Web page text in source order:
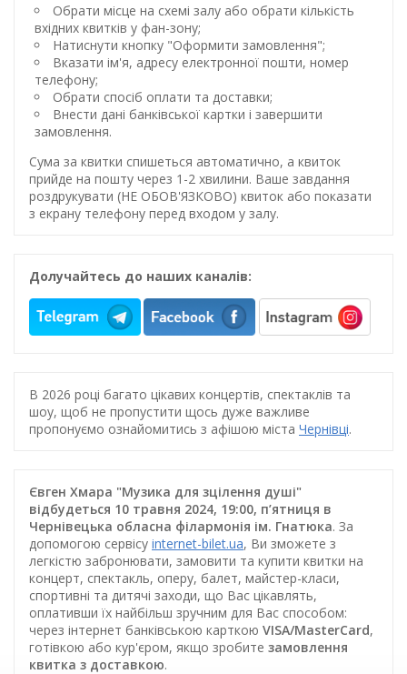
Обрати місце на схемі залу або обрати кількість
вхідних квитків у фан-зону;
Натиснути кнопку "Оформити замовлення";
Вказати ім'я, адресу електронної пошти, номер
телефону;
Обрати спосіб оплати та доставки;
Внести дані банківської картки і завершити
замовлення.
Сума за квитки спишеться автоматично, а квиток
прийде на пошту через 1-2 хвилини. Ваше завдання
роздрукувати (НЕ ОБОВ'ЯЗКОВО) квиток або показати
з екрану телефону перед входом у залу.
Долучайтесь до наших каналів:
В 2026 році багато цікавих концертів, спектаклів та
шоу, щоб не пропустити щось дуже важливе
пропонуємо ознайомитись з афішою міста Чернівці.
Євген Хмара "Музика для зцілення душі"
відбудеться 10 травня 2024, 19:00, п’ятниця в
Чернівецька обласна філармонія ім. Гнатюка. За
допомогою сервісу internet-bilet.ua, Ви зможете з
легкістю забронювати, замовити та купити квитки на
концерт, спектакль, оперу, балет, майстер-класи,
спортивні та дитячі заходи, що Вас цікавлять,
оплативши їх найбільш зручним для Вас способом:
через інтернет банківською карткою VISA/MasterCard,
готівкою або кур'єром, якщо зробите замовлення
квитка з доставкою.